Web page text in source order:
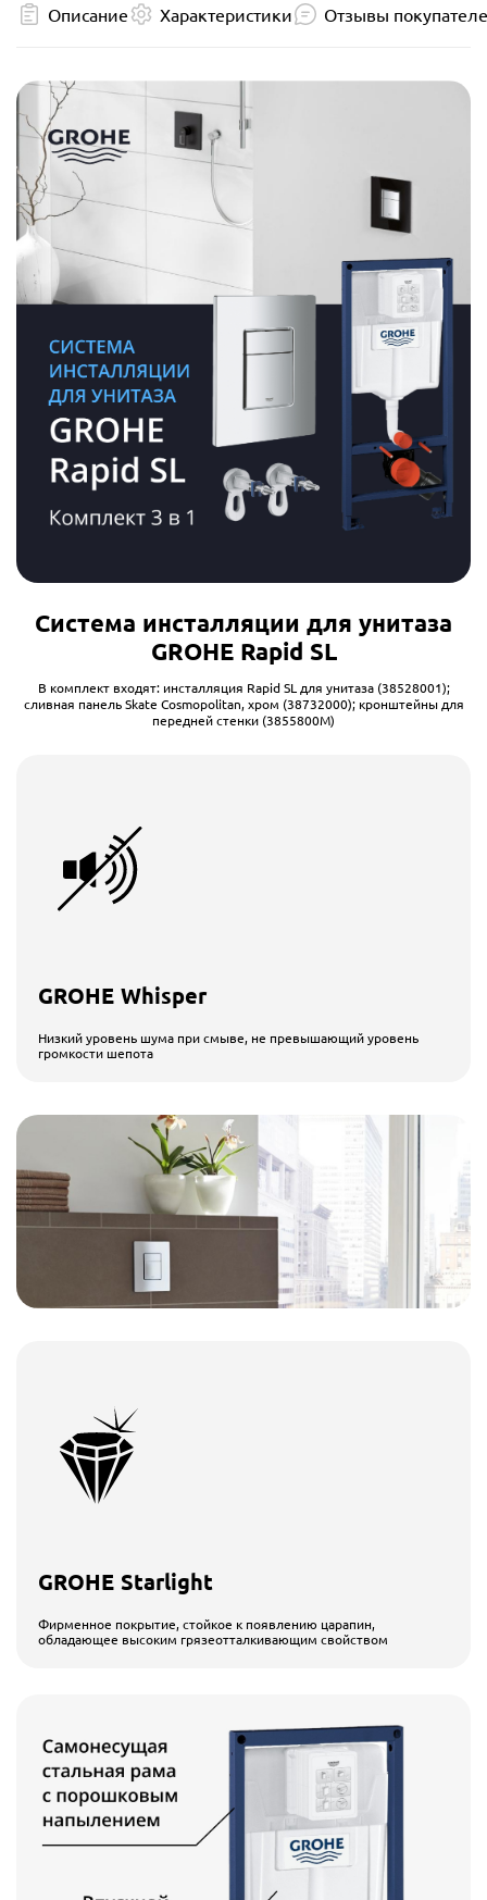
Описание Характеристики Отзывы
Система инсталляции для унитаза
GROHE Rapid SL
В комплект входят: инсталляция Rapid SL для унитаза (38528001);
сливная панель Skate Cosmopolitan, хром (38732000); кронштейны для
передней стенки (3855800M)
GROHE Whisper
Низкий уровень шума при смыве, не превышающий уровень
громкости шепота
GROHE Starlight
Фирменное покрытие, стойкое к появлению царапин,
обладающее высоким грязеотталкивающим свойством